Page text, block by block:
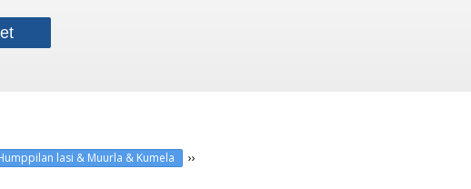
lasi & Muurla & Kumela ››